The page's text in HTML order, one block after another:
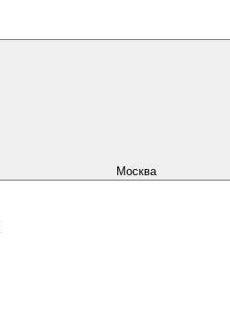
Москва